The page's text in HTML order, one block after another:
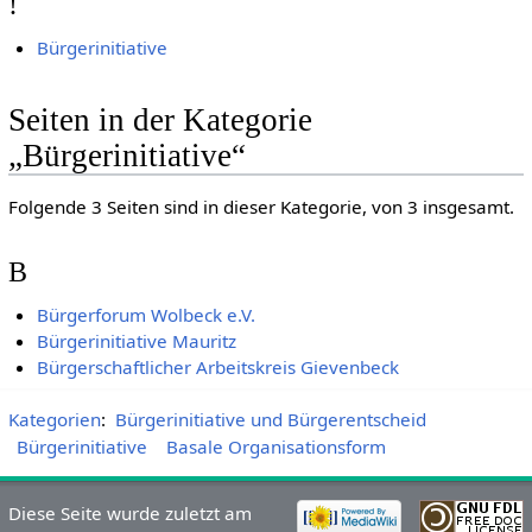
Bürgerinitiative
Seiten in der Kategorie
„Bürgerinitiative“
Folgende 3 Seiten sind in dieser Kategorie, von 3 insgesamt.
B
Bürgerforum Wolbeck e.V.
Bürgerinitiative Mauritz
Bürgerschaftlicher Arbeitskreis Gievenbeck
Kategorien: Bürgerinitiative und Bürgerentscheid
Bürgerinitiative
Basale Organisationsform
Diese Seite wurde zuletzt am